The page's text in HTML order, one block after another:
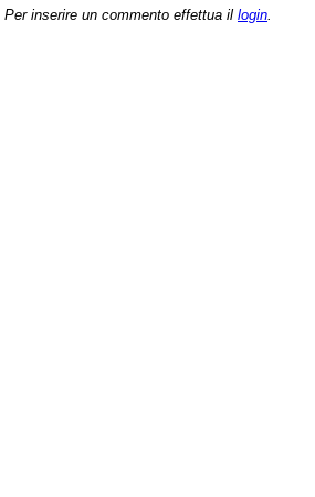
Per inserire un commento effettua il login